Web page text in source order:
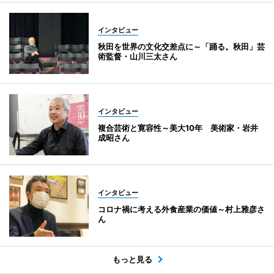
インタビュー
秋田を世界の文化交差点に～「踊る。秋田」芸
術監督・山川三太さん
インタビュー
複合芸術と寛容性～美大10年 美術家・岩井
成昭さん
インタビュー
コロナ禍に考える外食産業の価値～村上雅彦さ
ん
もっと見る